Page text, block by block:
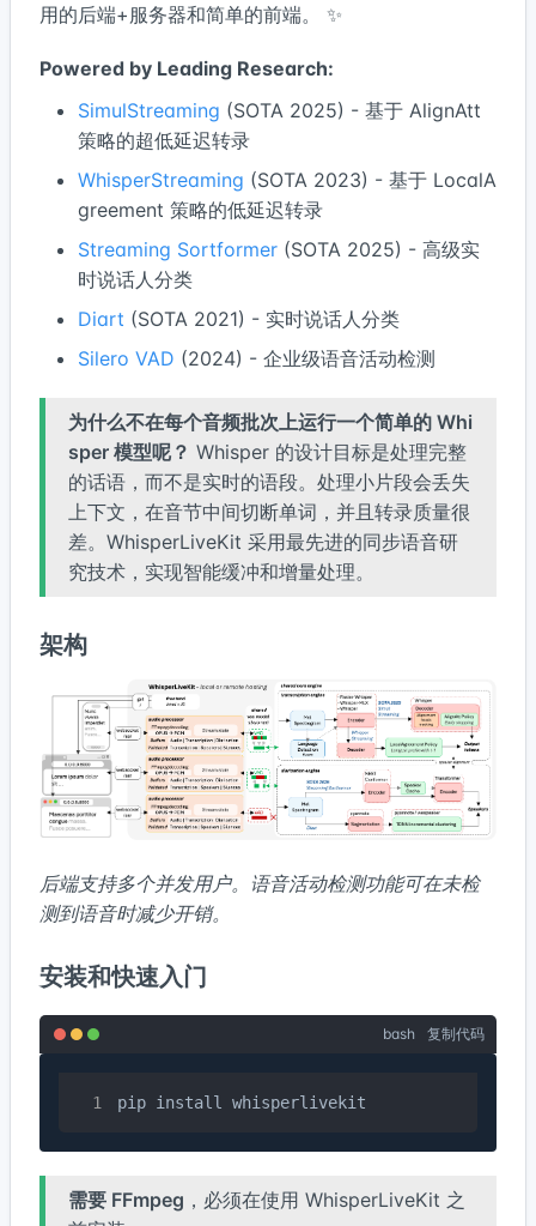
用的后端+服务器和简单的前端。 ✨
Powered by Leading Research:
SimulStreaming (SOTA 2025) - 基于 AlignAtt
策略的超低延迟转录
WhisperStreaming (SOTA 2023) - 基于 LocalA
greement 策略的低延迟转录
Streaming Sortformer (SOTA 2025) - 高级实
时说话人分类
Diart (SOTA 2021) - 实时说话人分类
Silero VAD (2024) - 企业级语音活动检测
为什么不在每个音频批次上运行一个简单的 Whi
sper 模型呢？ Whisper 的设计目标是处理完整
的话语，而不是实时的语段。处理小片段会丢失
上下文，在音节中间切断单词，并且转录质量很
差。WhisperLiveKit 采用最先进的同步语音研
究技术，实现智能缓冲和增量处理。
架构
后端支持多个并发用户。语音活动检测功能可在未检
测到语音时减少开销。
安装和快速入门
bash 复制代码
pip install whisperlivekit
需要 FFmpeg ，必须在使用 WhisperLiveKit 之